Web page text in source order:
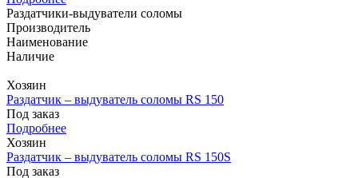
Раздатчики-выдуватели соломы
Производитель
Наименование
Наличие
Хозяин
Раздатчик – выдуватель соломы RS 150
Под заказ
Подробнее
Хозяин
Раздатчик – выдуватель соломы RS 150S
Под заказ